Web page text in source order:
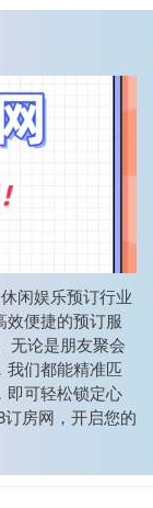
闲娱乐预订行业
效便捷的预订服
无论是朋友聚会
我们都能精准匹
即可轻松锁定心
房网，开启您的